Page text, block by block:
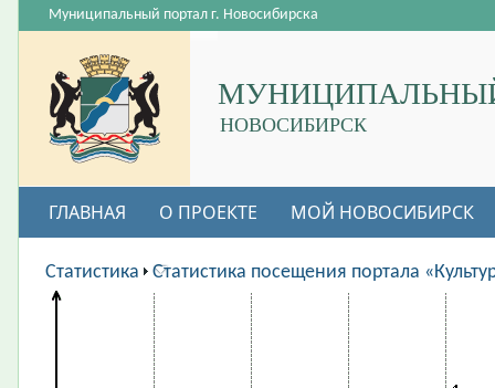
НОВОСИБИРСК
Муниципальный портал г. Новосибирска
ГЛАВНАЯ О ПРОЕКТЕ МОЙ НОВОСИБИРСК
ВАКАНСИИ
Статистика Статистика посещения портала